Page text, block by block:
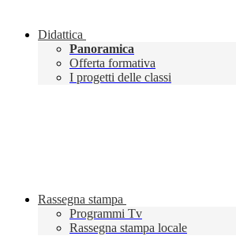
Didattica
Panoramica
Offerta formativa
I progetti delle classi
Rassegna stampa
Programmi Tv
Rassegna stampa locale